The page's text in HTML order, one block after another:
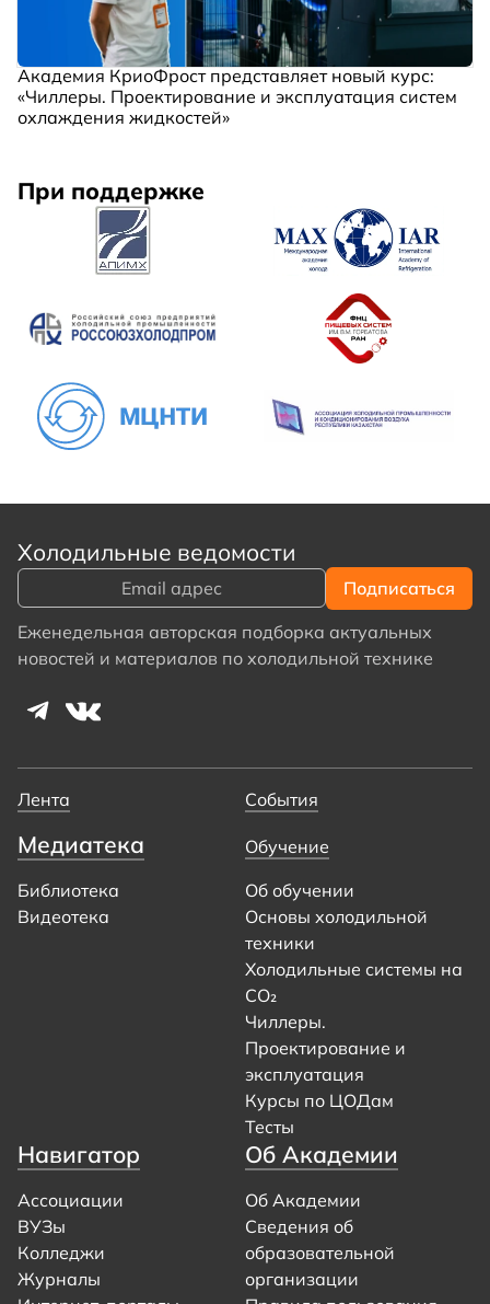
Академия КриоФрост представляет новый курс:
«Чиллеры. Проектирование и эксплуатация систем
охлаждения жидкостей»
При поддержке
Холодильные ведомости
Еженедельная авторская подборка актуальных
новостей и материалов по холодильной технике
Лента События
Медиатека
Библиотека
Видеотека
Обучение
Об обучении
Основы холодильной
техники
Холодильные системы на
CO₂
Чиллеры.
Проектирование и
эксплуатация
Курсы по ЦОДам
Тесты
Навигатор
Ассоциации
ВУЗы
Колледжи
Журналы
Об Академии
Об Академии
Сведения об
образовательной
организации